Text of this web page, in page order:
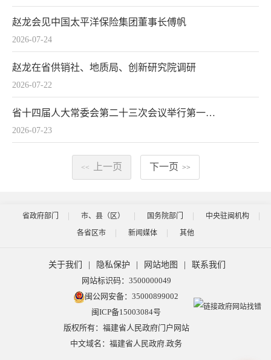
2026-07-24
赵龙会见中国太平洋保险集团董事长傅帆
2026-07-22
赵龙在省供销社、地质局、创新研究院调研
2026-07-23
省十四届人大常委会第二十三次会议举行第一次全体会议
<< 上一页 下一页 >>
省政府部门 市、县（区） 国务院部门
中央驻闽机构
各省区市
新闻媒体 其他
关于我们 隐私保护 网站地图
联系我们
网站标识码：3500000049
闽公网安备：35000899002
闽ICP备15003084号
版权所有：福建省人民政府门户网站
中文域名：福建省人民政府.政务